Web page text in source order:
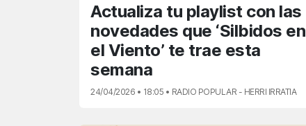
Actualiza tu playlist con las
novedades que ‘Silbidos en
el Viento’ te trae esta
semana
24/04/2026 • 18:05 • RADIO POPULAR - HERRI IRRATIA